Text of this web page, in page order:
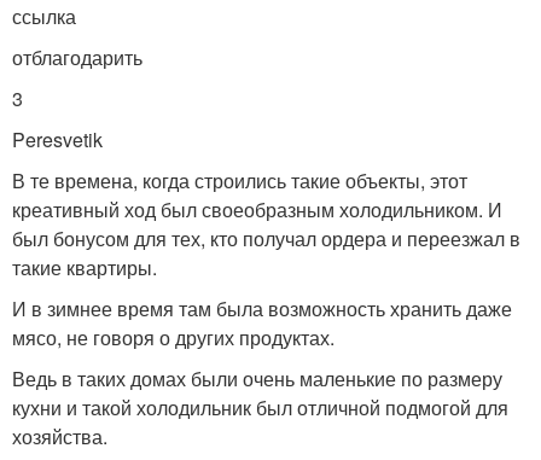
ссылка
отблагодарить
3
Peres­vetik
В те времена, когда строились такие объекты, этот
креативный ход был своеобразным холодильником. И
был бонусом для тех, кто получал ордера и переезжал в
такие квартиры.
И в зимнее время там была возможность хранить даже
мясо, не говоря о других продуктах.
Ведь в таких домах были очень маленькие по размеру
кухни и такой холодильник был отличной подмогой для
хозяйства.